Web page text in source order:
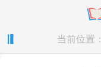
当前位置：